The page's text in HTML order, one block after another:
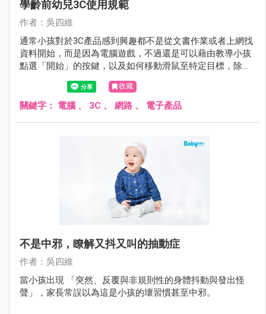
學齡前幼兒3C使用規範
作者：吳四維
通常小孩對於3C產品感到興趣都不是從文書作業或者上網找
資料開始，而是因為電腦遊戲，不過還是可以藉由教導小孩
點選「開始」的按鍵，以及如何移動滑鼠至特定目標，除了
能增強小孩的語言理解能力外，對於小孩的手眼協調上也有
幫助，並藉此增進其認知能力如顏色、形狀與符號的認識。
收藏
關鍵字： 電腦 、 3C 、 網路 、 電子產品
不是中邪，瞭解又抖又叫的抽動症
作者：吳四維
當小孩出現 「突然、反覆與非規則性的身體抖動與發出怪
聲」，家長常誤以為這是小孩的壞習慣甚至中邪。